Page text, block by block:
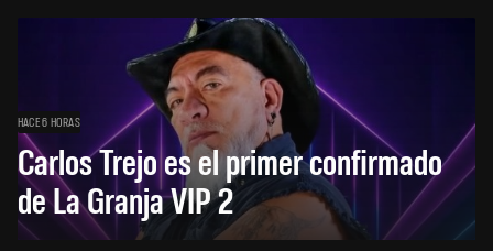
HACE 6 HORAS
Carlos Trejo es el primer confirmado
de La Granja VIP 2